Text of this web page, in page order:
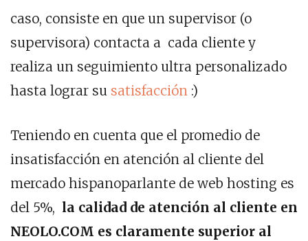
caso, consiste en que un supervisor (o
supervisora) contacta a cada cliente y
realiza un seguimiento ultra personalizado
hasta lograr su satisfacción :)
Teniendo en cuenta que el promedio de
insatisfacción en atención al cliente del
mercado hispanoparlante de web hosting es
del 5%, la calidad de atención al cliente en
NEOLO.COM es claramente superior al